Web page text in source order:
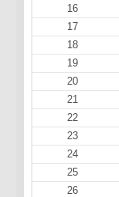
16
17
18
19
20
21
22
23
24
25
26